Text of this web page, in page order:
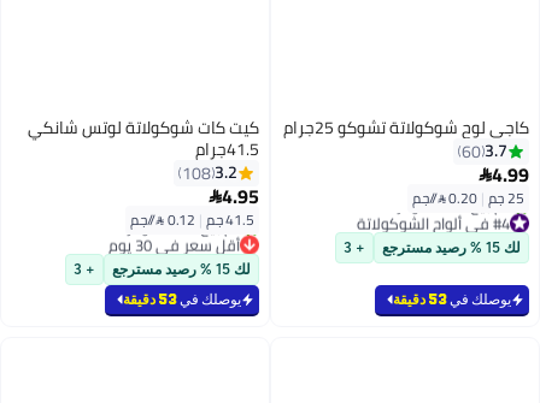
كاجي لوح شوكولاتة تشوكو 25جرام
3.7
60
4.99
25 جم |0.20 /⁨/جم⁩
#4 في ألواح الشوكولاتة
بتخلّص بسرعة
تم بيع +650 مؤخرًا
#4 في ألواح الشوكولاتة
لك 15 % رصيد مسترجع + 3
يوصلك في53 دقيقة
كيت كات شوكولاتة لوتس شانكي
41.5جرام
3.2
108
4.95
41.5 جم |
أقل سعر في 30 يوم
بتخلّص بسرعة
تم بيع +300 مؤخرًا
أقل سعر في 30 يوم
لك 15 % رصيد مسترجع + 3
يوصلك في53 دقيقة